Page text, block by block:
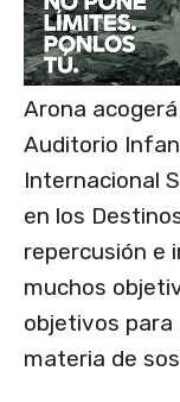
Arona acogerá
Auditorio
Internacional
en los
repercusión e
muchos
objetivos
materia de